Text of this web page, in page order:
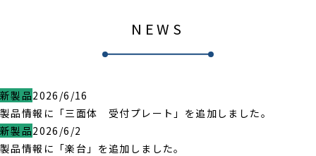
NEWS
新製品2026/6/16
製品情報に「三面体 受付プレート」を追加しました。
新製品2026/6/2
製品情報に「楽台」を追加しました。